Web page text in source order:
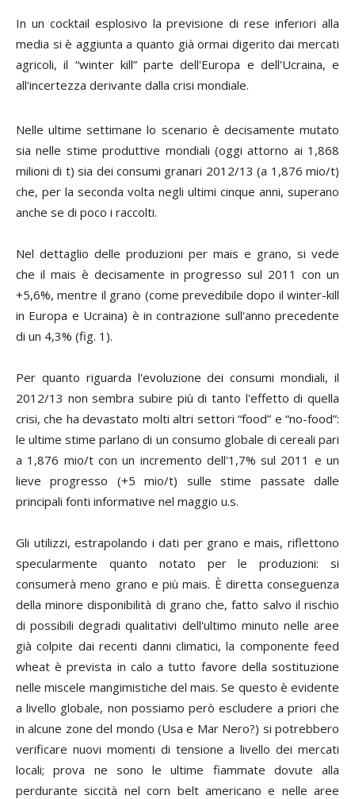
In un cocktail esplosivo la previsione di rese inferiori alla
media si è aggiunta a quanto già ormai digerito dai mercati
agricoli, il “winter kill” parte dell'Europa e dell'Ucraina, e
all'incertezza derivante dalla crisi mondiale.
Nelle ultime settimane lo scenario è decisamente mutato
sia nelle stime produttive mondiali (oggi attorno ai 1,868
milioni di t) sia dei consumi granari 2012/13 (a 1,876 mio/t)
che, per la seconda volta negli ultimi cinque anni, superano
anche se di poco i raccolti.
Nel dettaglio delle produzioni per mais e grano, si vede
che il mais è decisamente in progresso sul 2011 con un
+5,6%, mentre il grano (come prevedibile dopo il winter-kill
in Europa e Ucraina) è in contrazione sull'anno precedente
di un 4,3% (fig. 1).
Per quanto riguarda l'evoluzione dei consumi mondiali, il
2012/13 non sembra subire più di tanto l'effetto di quella
crisi, che ha devastato molti altri settori “food” e “no-food”:
le ultime stime parlano di un consumo globale di cereali pari
a 1,876 mio/t con un incremento dell'1,7% sul 2011 e un
lieve progresso (+5 mio/t) sulle stime passate dalle
principali fonti informative nel maggio u.s.
Gli utilizzi, estrapolando i dati per grano e mais, riflettono
specularmente quanto notato per le produzioni: si
consumerà meno grano e più mais. È diretta conseguenza
della minore disponibilità di grano che, fatto salvo il rischio
di possibili degradi qualitativi dell'ultimo minuto nelle aree
già colpite dai recenti danni climatici, la componente feed
wheat è prevista in calo a tutto favore della sostituzione
nelle miscele mangimistiche del mais. Se questo è evidente
a livello globale, non possiamo però escludere a priori che
in alcune zone del mondo (Usa e Mar Nero?) si potrebbero
verificare nuovi momenti di tensione a livello dei mercati
locali; prova ne sono le ultime fiammate dovute alla
perdurante siccità nelcorn beltamericano e nelle aree